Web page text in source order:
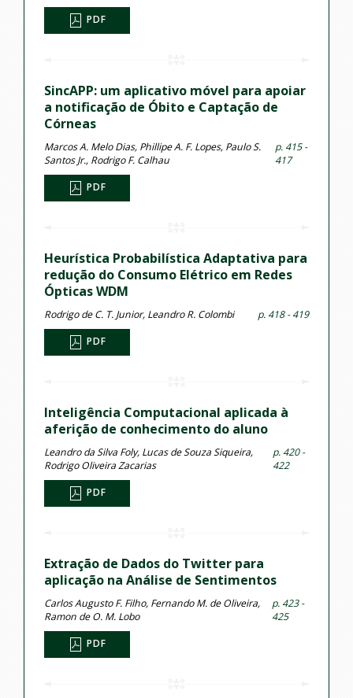
PDF
SincAPP: um aplicativo móvel para apoiar
a notificação de Óbito e Captação de
Córneas
Marcos A. Melo Dias, Phillipe A. F. Lopes, Paulo S.
Santos Jr., Rodrigo F. Calhau
p. 415 -
417
PDF
Heurística Probabilística Adaptativa para
redução do Consumo Elétrico em Redes
Ópticas WDM
Rodrigo de C. T. Junior, Leandro R. Colombi p. 418 - 419
PDF
Inteligência Computacional aplicada à
aferição de conhecimento do aluno
Leandro da Silva Foly, Lucas de Souza Siqueira,
Rodrigo Oliveira Zacarias
p. 420 -
422
PDF
Extração de Dados do Twitter para
aplicação na Análise de Sentimentos
Carlos Augusto F. Filho, Fernando M. de Oliveira,
Ramon de O. M. Lobo
p. 423 -
425
PDF